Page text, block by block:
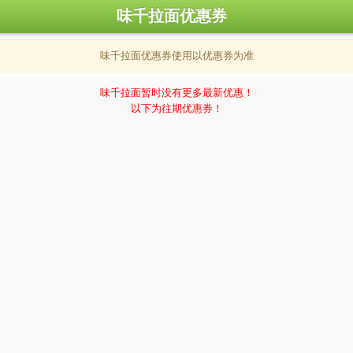
味千拉面优惠券
味千拉面优惠券使用以优惠券为准
味千拉面暂时没有更多最新优惠！
以下为往期优惠券！